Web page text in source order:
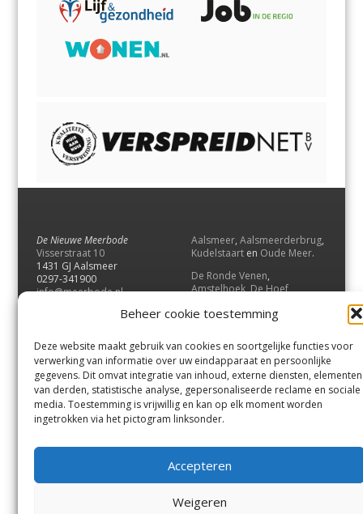
Beheer cookie toestemming
Deze website maakt gebruik van cookies en soortgelijke functies voor
verwerking van informatie over uw eindapparaat en persoonlijke
gegevens. Dit omvat integratie van inhoud, externe diensten, elementen
van derden, statistische analyse, gepersonaliseerde reclame en sociale
media. Toestemming is vrijwillig en kan op elk moment worden
ingetrokken via het pictogram linksonder.
Accepteren
Weigeren
De Nieuwe Meerbode
Visserstraat 10
1431 GJ Aalsmeer
0297-341900
info@meerbode.nl
Aalsmeer, Aalsmeerderbrug,
Kudelstaart en Oude Meer.
De Ronde Venen,
Amstelhoek,De Hoef,
Vrouwenakker,Waverveen
UithoornenDe Kwakel.
Contact
Andere uitgaven
Bezorgklacht
Vacatures
Voorwaarden
Privacyverklaring